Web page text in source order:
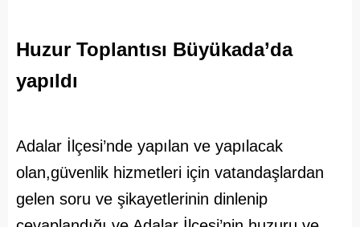
Huzur Toplantısı Büyükada’da
yapıldı
Adalar İlçesi’nde yapılan ve yapılacak
olan,güvenlik hizmetleri için vatandaşlardan
gelen soru ve şikayetlerinin dinlenip